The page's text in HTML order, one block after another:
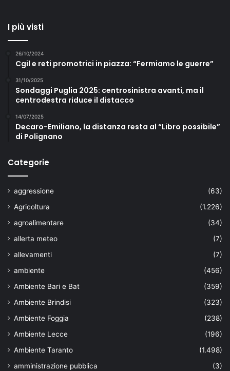
I più visti
26/10/2024
Cgil e reti promotrici in piazza: “Fermiamo le guerre”
31/10/2025
Sondaggi Puglia 2025: centrosinistra avanti, ma il
centrodestra riduce il distacco
14/07/2025
Decaro-Emiliano, la distanza resta al “Libro possibile”
di Polignano
Categorie
aggressione
(63)
Agricoltura
(1.226)
agroalimentare
(34)
allerta meteo
(7)
allevamenti
(7)
ambiente
(456)
Ambiente Bari e Bat
(359)
Ambiente Brindisi
(323)
Ambiente Foggia
(238)
Ambiente Lecce
(196)
Ambiente Taranto
(1.498)
amministrazione pubblica
(3)